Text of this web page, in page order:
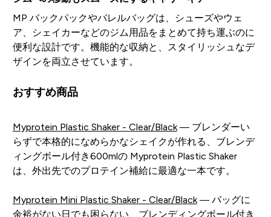
MP バックパックやバレルバッグは、シューズやウェ
ア、シェイカーなどのジム用品をまとめて持ち運ぶのに
便利な設計です。機能的な収納と、スタイリッシュなデ
ザインを両立させています。
おすすめ商品
Myprotein Plastic Shaker - Clear/Black— ブレンダーい
らずで本格的になめらかなシェイクが作れる、ブレンデ
ィングボール付き600mlの Myprotein Plastic Shaker
は、外出先でのプロテイン補給に最適な一本です。
Myprotein Mini Plastic Shaker - Clear/Black— バッグに
余裕がない日でも困らない、ブレンディングボール付き